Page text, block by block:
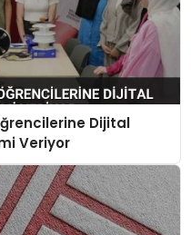
Dijital
Veriyor